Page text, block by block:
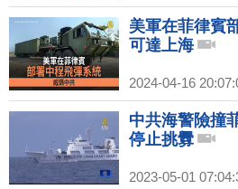
美軍在菲律賓
可達上海
2024-04-16
中共海警險撞
停止挑釁
2023-05-01